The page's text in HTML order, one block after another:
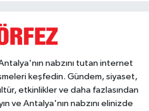
nabzını tutan internet
keşfedin. Gündem, siyaset,
etkinlikler ve daha fazlasından
ve Antalya'nın nabzını elinizde